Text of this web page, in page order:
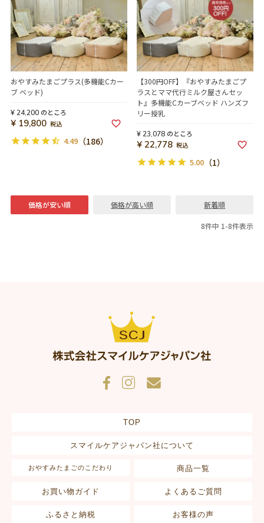
おやすみたまごプラス(多機能Cカー
ブ ベッド)
¥24,200 のところ
¥ 19,800 税込
4.49（186）
【300円OFF】『おやすみたまごプ
ラスとママ代行ミルク屋さんセッ
ト』多機能Cカーブベッド ハンズフ
リー授乳
¥ 23,078 のところ
¥ 22,778 税込
5.00 （1）
価格が安い順 価格が高い順 新着順
8件中 1-8件表示
TOP
スマイルケアジャパン社について
おやすみたまごのこだわり 商品一覧
お買い物ガイド よくあるご質問
ふるさと納税 お客様の声